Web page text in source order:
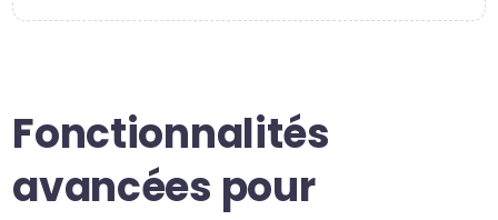
Fonctionnalités
avancées pour